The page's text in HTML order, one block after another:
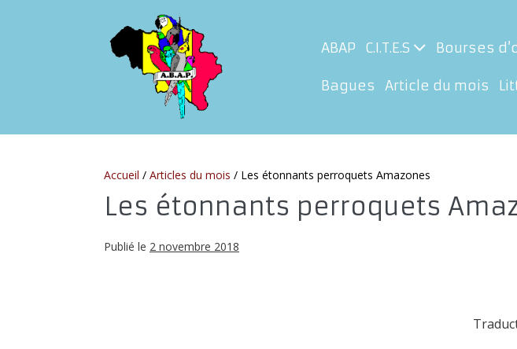
ABAP C.I.T.E.S Bourses
Bagues Article du mois
Accueil / Articles du mois / Les étonnants perroquets Amazones
Les étonnants perroquets
Publié le 2 novembre 2018